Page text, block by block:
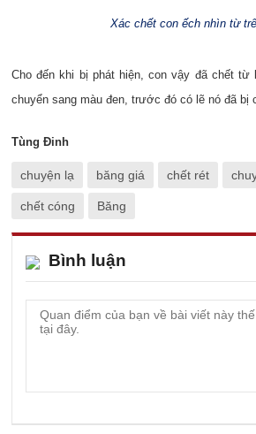
Xác chết con ếch nhìn từ
Cho đến khi bị phát hiện, con vậy đã chết
chuyển sang màu đen, trước đó có lẽ nó đã bị
Tùng Đinh
chuyện lạ băng giá chết rét
chết cóng Băng
Bình luận